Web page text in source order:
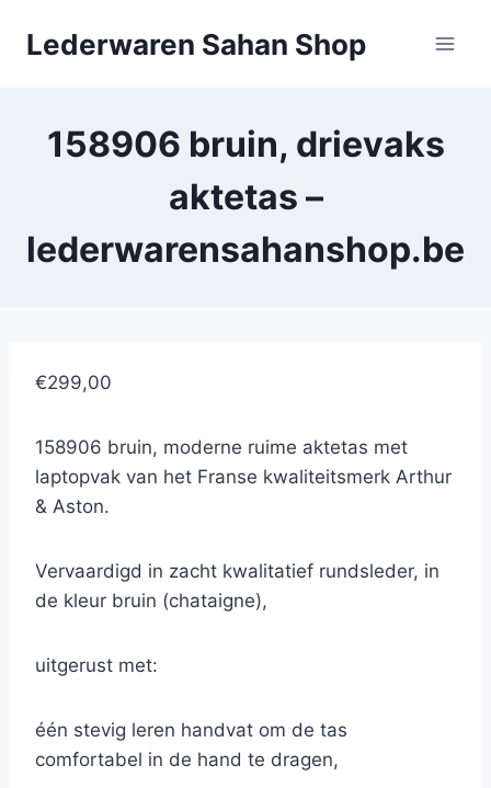
Lederwaren Sahan Shop
158906 bruin, drievaks
aktetas –
lederwarensahanshop.be
€299,00
158906 bruin, moderne ruime aktetas met
laptopvak van het Franse kwaliteitsmerk Arthur
& Aston.
Vervaardigd in zacht kwalitatief rundsleder, in
de kleur bruin (chataigne),
uitgerust met:
één stevig leren handvat om de tas
comfortabel in de hand te dragen,